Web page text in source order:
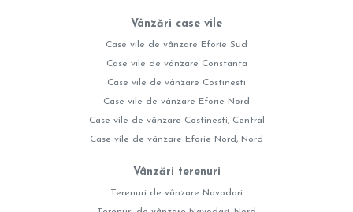
Vânzări case vile
Case vile de vânzare Eforie Sud
Case vile de vânzare Constanta
Case vile de vânzare Costinesti
Case vile de vânzare Eforie Nord
Case vile de vânzare Costinesti, Central
Case vile de vânzare Eforie Nord, Nord
Vânzări terenuri
Terenuri de vânzare Navodari